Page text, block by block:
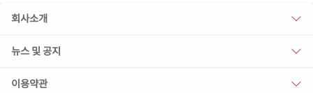
회사소개
뉴스 및 공지
이용약관